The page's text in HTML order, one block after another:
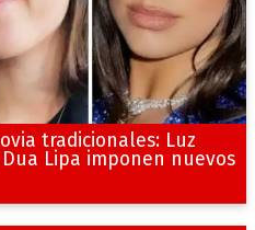
tradicionales: Luz
Lipa imponen nuevos